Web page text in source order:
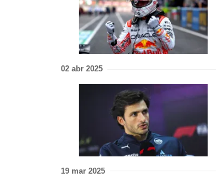
02 abr 2025
19 mar 2025